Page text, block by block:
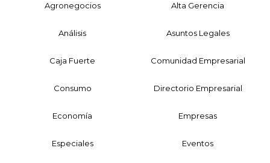
Agronegocios Alta Gerencia
Análisis Asuntos Legales
Caja Fuerte Comunidad Empresarial
Consumo Directorio Empresarial
Economía Empresas
Especiales Eventos